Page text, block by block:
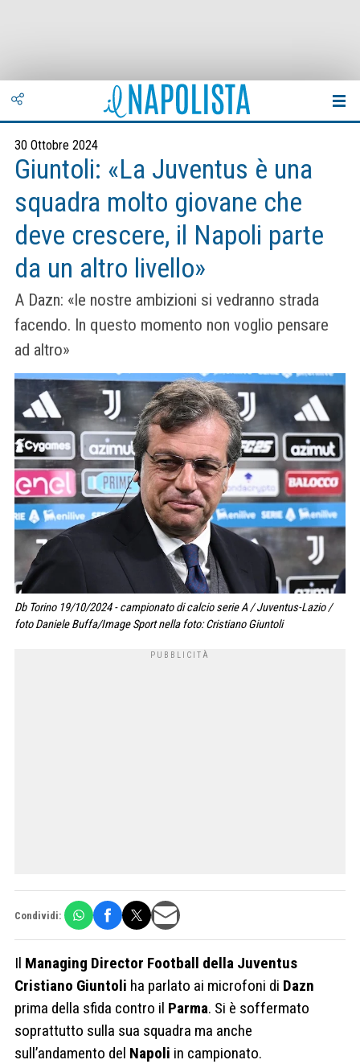
30 Ottobre 2024
Giuntoli: «La Juventus è una
squadra molto giovane che
deve crescere, il Napoli parte
da un altro livello»
A Dazn: «le nostre ambizioni si vedranno strada
facendo. In questo momento non voglio pensare
ad altro»
Db Torino 19/10/2024 - campionato di calcio serie A / Juventus-Lazio /
foto Daniele Buffa/Image Sport nella foto: Cristiano Giuntoli
Condividi:
Il Managing Director Football della Juventus
Cristiano Giuntoli ha parlato ai microfoni di Dazn
prima della sfida contro il Parma. Si è soffermato
soprattutto sulla sua squadra ma anche
sull’andamento del Napoli in campionato.